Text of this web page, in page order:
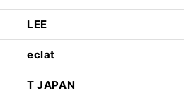
LEE
eclat
T JAPAN